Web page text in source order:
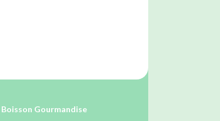
Boisson Gourmandise